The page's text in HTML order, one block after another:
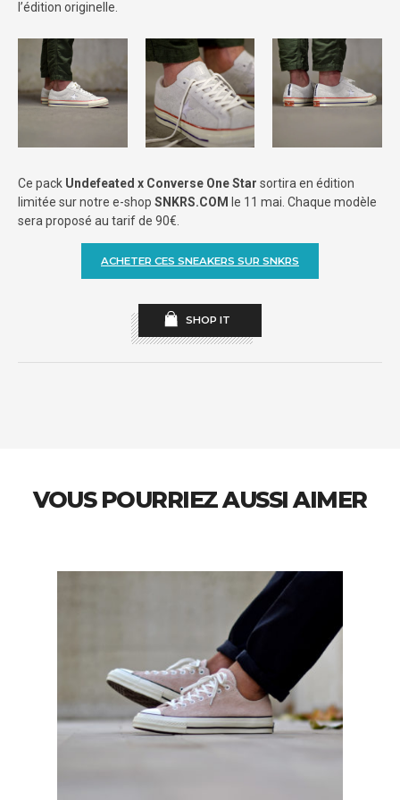
l’édition originelle.
Ce pack Undefeated x Converse One Star sortira en édition
limitée sur notre e-shop SNKRS.COM le 11 mai. Chaque modèle
sera proposé au tarif de 90€.
ACHETER CES SNEAKERS SUR SNKRS
SHOP IT
VOUS POURRIEZ AUSSI AIMER